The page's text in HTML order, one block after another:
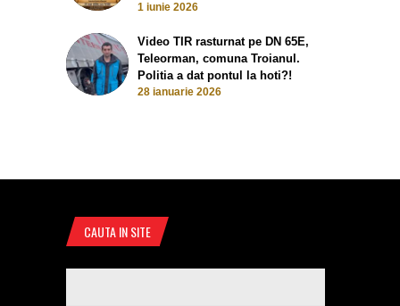
1 iunie 2026
Video TIR rasturnat pe DN 65E,
Teleorman, comuna Troianul.
Politia a dat pontul la hoti?!
28 ianuarie 2026
CAUTA IN SITE